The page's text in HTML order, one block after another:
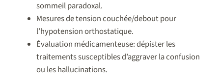
sommeil paradoxal.
Mesures de tension couchée/debout pour
l’hypotension orthostatique.
Évaluation médicamenteuse: dépister les
traitements susceptibles d’aggraver la confusion
ou les hallucinations.